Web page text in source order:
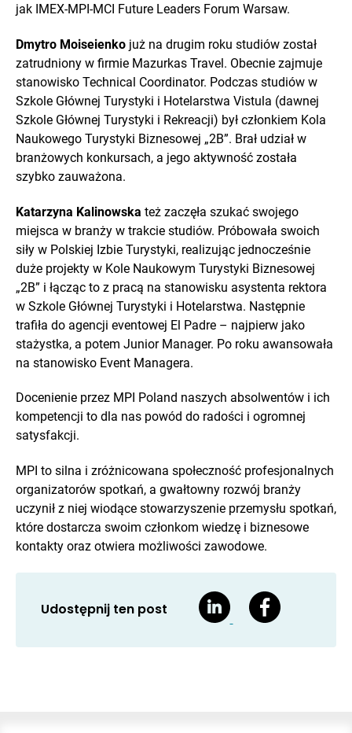
jak IMEX-MPI-MCI Future Leaders Forum Warsaw.
Dmytro Moiseienko już na drugim roku studiów został
zatrudniony w firmie Mazurkas Travel. Obecnie zajmuje
stanowisko Technical Coordinator. Podczas studiów w
Szkole Głównej Turystyki i Hotelarstwa Vistula (dawnej
Szkole Głównej Turystyki i Rekreacji) był członkiem Kola
Naukowego Turystyki Biznesowej „2B”. Brał udział w
branżowych konkursach, a jego aktywność została
szybko zauważona.
Katarzyna Kalinowska też zaczęła szukać swojego
miejsca w branży w trakcie studiów. Próbowała swoich
siły w Polskiej Izbie Turystyki, realizując jednocześnie
duże projekty w Kole Naukowym Turystyki Biznesowej
„2B” i łącząc to z pracą na stanowisku asystenta rektora
w Szkole Głównej Turystyki i Hotelarstwa. Następnie
trafiła do agencji eventowej El Padre – najpierw jako
stażystka, a potem Junior Manager. Po roku awansowała
na stanowisko Event Managera.
Docenienie przez MPI Poland naszych absolwentów i ich
kompetencji to dla nas powód do radości i ogromnej
satysfakcji.
MPI to silna i zróżnicowana społeczność profesjonalnych
organizatorów spotkań, a gwałtowny rozwój branży
uczynił z niej wiodące stowarzyszenie przemysłu spotkań,
które dostarcza swoim członkom wiedzę i biznesowe
kontakty oraz otwiera możliwości zawodowe.
Udostępnij ten post